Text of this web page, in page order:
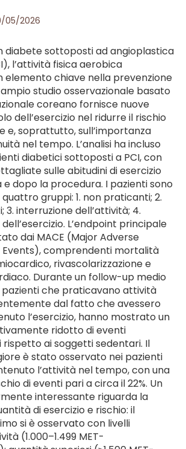
05/2026
diabete sottoposti ad angioplastica
l’attività fisica aerobica
elemento chiave nella prevenzione
studio osservazionale basato
coreano fornisce nuove
dell’esercizio nel ridurre il rischio
e, soprattutto, sull’importanza
nel tempo. L’analisi ha incluso
diabetici sottoposti a PCI, con
sulle abitudini di esercizio
dopo la procedura. I pazienti sono
gruppi: 1. non praticanti; 2.
3. interruzione dell’attività; 4.
L’endpoint principale
dai MACE (Major Adverse
Events), comprendenti mortalità
rivascolarizzazione e
Durante un follow-up medio
pazienti che praticavano attività
dal fatto che avessero
l’esercizio, hanno mostrato un
ridotto di eventi
ai soggetti sedentari. Il
è stato osservato nei pazienti
l’attività nel tempo, con una
di eventi pari a circa il 22%. Un
interessante riguarda la
di esercizio e rischio: il
si è osservato con livelli
(1.000–1.499 MET-